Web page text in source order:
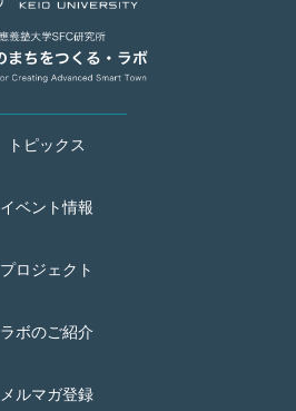
トピックス
イベント情報
プロジェクト
ラボのご紹介
メルマガ登録